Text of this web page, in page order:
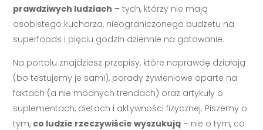
prawdziwych ludziach – tych, którzy nie mają
osobistego kucharza, nieograniczonego budżetu na
superfoods i pięciu godzin dziennie na gotowanie.
Na portalu znajdziesz przepisy, które naprawdę działają
(bo testujemy je sami), porady żywieniowe oparte na
faktach (a nie modnych trendach) oraz artykuły o
suplementach, dietach i aktywności fizycznej. Piszemy o
tym, co ludzie rzeczywiście wyszukują – nie o tym, co